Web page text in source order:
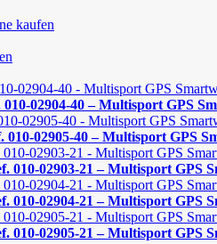
02904-40 – Multisport GPS
02905-40 – Multisport GPS
02903-21 – Multisport GPS
02904-21 – Multisport GPS
02905-21 – Multisport GPS